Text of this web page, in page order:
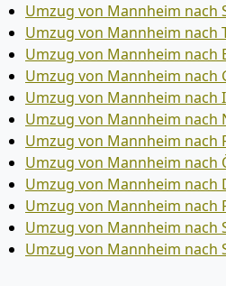
Umzug von Mannheim nach
Umzug von Mannheim nach
Umzug von Mannheim nach
Umzug von Mannheim nach
Umzug von Mannheim nach
Umzug von Mannheim nach
Umzug von Mannheim nach
Umzug von Mannheim nach
Umzug von Mannheim nach
Umzug von Mannheim nach
Umzug von Mannheim nach
Umzug von Mannheim nach